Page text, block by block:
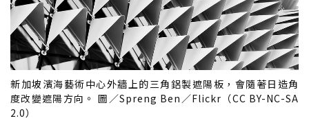
新加坡濱海藝術中心外牆上的三角鋁製遮陽板，會隨著日造角
度改變遮陽方向。 圖／Spreng Ben／Flickr（CC BY-NC-SA
2.0）